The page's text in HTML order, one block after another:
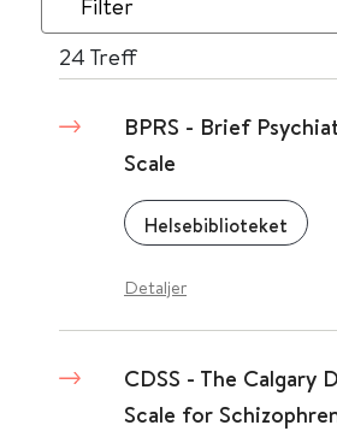
24 Treff
BPRS - Brief
Scale
Helsebiblioteket
Detaljer
CDSS - The Calgary
Scale for